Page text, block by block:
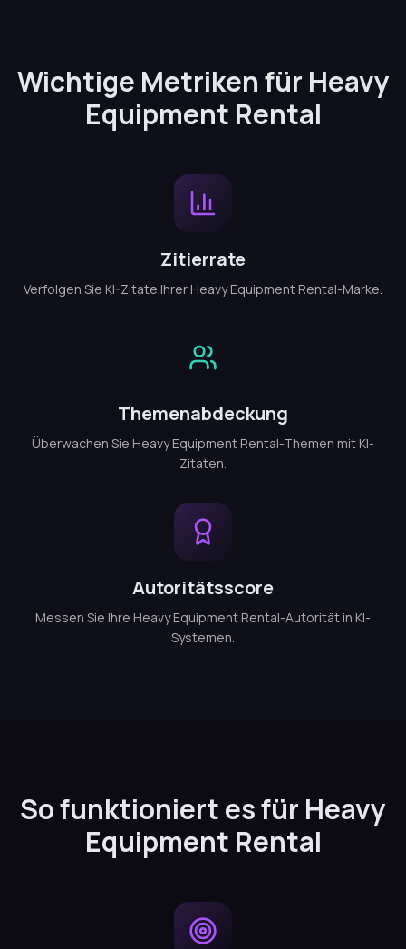
Wichtige Metriken für Heavy
Equipment Rental
Zitierrate
Verfolgen Sie KI-Zitate Ihrer Heavy Equipment Rental-Marke.
Themenabdeckung
Überwachen Sie Heavy Equipment Rental-Themen mit KI-
Zitaten.
Autoritätsscore
Messen Sie Ihre Heavy Equipment Rental-Autorität in KI-
Systemen.
So funktioniert es für Heavy
Equipment Rental